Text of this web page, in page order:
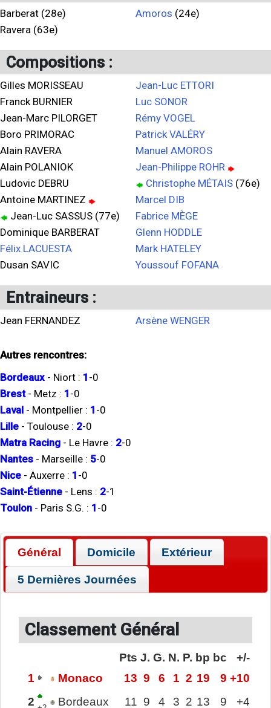
Barberat (28e)
Ravera (63e)
Amoros (24e)
Compositions :
Gilles MORISSEAU
Franck BURNIER
Jean-Marc PILORGET
Boro PRIMORAC
Alain RAVERA
Alain POLANIOK
Ludovic DEBRU
Antoine MARTINEZ
Jean-Luc SASSUS (77e)
Dominique BARBERAT
Félix LACUESTA
Dusan SAVIC
Jean-Luc ETTORI
Luc SONOR
Rémy VOGEL
Patrick VALÉRY
Manuel AMOROS
Jean-Philippe ROHR
Christophe MÉTAIS (76e)
Marcel DIB
Fabrice MÈGE
Glenn HODDLE
Mark HATELEY
Youssouf FOFANA
Entraineurs :
Jean FERNANDEZ Arsène WENGER
Autres rencontres:
Bordeaux - Niort : 1 -0
Brest- Metz : 1 -0
Laval - Montpellier : 1 -0
Lille - Toulouse : 2-0
Matra Racing - Le Havre : 2-0
Nantes - Marseille : 5-0
Nice - Auxerre : 1 -0
Saint-Étienne - Lens : 2-1
Toulon - Paris S.G. : 1 -0
Général Domicile Extérieur
5 Dernières Journées
Classement Général
Pts J. G. N. P. bp bc
+/-
1
Monaco 13 9 6 1 2 19 9 +10
2
Bordeaux 11 9 4 3 2 13 9 +4